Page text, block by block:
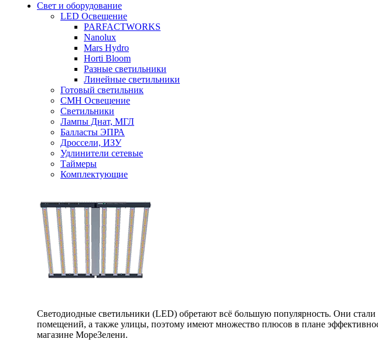
Свет и оборудование
LED Освещение
PARFACTWORKS
Nanolux
Mars Hydro
Horti Bloom
Разные светильники
Линейные светильники
Готовый светильник
CMH Освещение
Светильники
Лампы Днат, МГЛ
Балласты ЭПРА
Дроссели, ИЗУ
Удлинители сетевые
Таймеры
Комплектующие
Светодиодные светильники (LED) обретают всё большую популярность. Они
помещений, а также улицы, поэтому имеют множество плюсов в плане
магазине МореЗелени.